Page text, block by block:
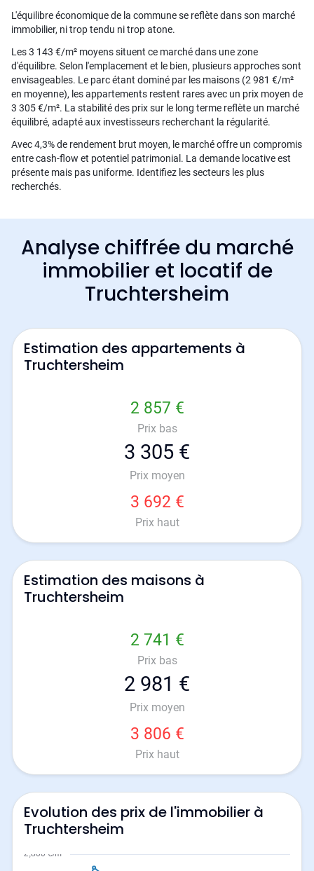
L'équilibre économique de la commune se reflète dans son marché
immobilier, ni trop tendu ni trop atone.
Les 3 143 €/m² moyens situent ce marché dans une zone
d'équilibre. Selon l'emplacement et le bien, plusieurs approches sont
envisageables. Le parc étant dominé par les maisons (2 981 €/m²
en moyenne), les appartements restent rares avec un prix moyen de
3 305 €/m². La stabilité des prix sur le long terme reflète un marché
équilibré, adapté aux investisseurs recherchant la régularité.
Avec 4,3% de rendement brut moyen, le marché offre un compromis
entre cash-flow et potentiel patrimonial. La demande locative est
présente mais pas uniforme. Identifiez les secteurs les plus
recherchés.
Analyse chiffrée du marché
immobilier et locatif de
Truchtersheim
Estimation des appartements à
Truchtersheim
2 857 €
Prix bas
3 305 €
Prix moyen
3 692 €
Prix haut
Estimation des maisons à
Truchtersheim
2 741 €
Prix bas
2 981 €
Prix moyen
3 806 €
Prix haut
Evolution des prix de l'immobilier à
Truchtersheim